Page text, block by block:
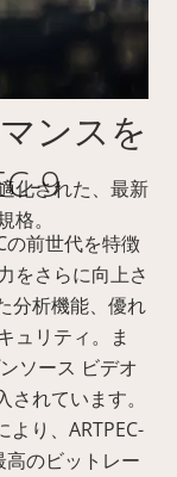
ンスを
9
の前世代を特徴
をさらに向上さ
分析機能、優れ
ュリティ。ま
ソース ビデオ
されています。
り、ARTPEC-
のビットレー
化された、最新
。